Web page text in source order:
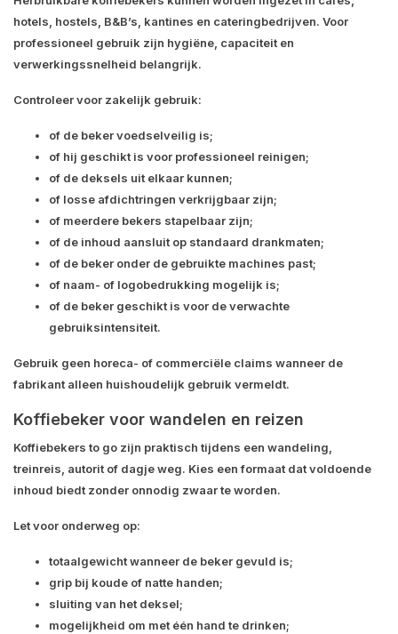
hotels, hostels, B&B’s, kantines en cateringbedrijven. Voor
professioneel gebruik zijn hygiëne, capaciteit en
verwerkingssnelheid belangrijk.
Controleer voor zakelijk gebruik:
of de beker voedselveilig is;
of hij geschikt is voor professioneel reinigen;
of de deksels uit elkaar kunnen;
of losse afdichtringen verkrijgbaar zijn;
of meerdere bekers stapelbaar zijn;
of de inhoud aansluit op standaard drankmaten;
of de beker onder de gebruikte machines past;
of naam- of logobedrukking mogelijk is;
of de beker geschikt is voor de verwachte
gebruiksintensiteit.
Gebruik geen horeca- of commerciële claims wanneer de
fabrikant alleen huishoudelijk gebruik vermeldt.
Koffiebeker voor wandelen en reizen
Koffiebekers to go zijn praktisch tijdens een wandeling,
treinreis, autorit of dagje weg. Kies een formaat dat voldoende
inhoud biedt zonder onnodig zwaar te worden.
Let voor onderweg op:
totaalgewicht wanneer de beker gevuld is;
grip bij koude of natte handen;
sluiting van het deksel;
mogelijkheid om met één hand te drinken;